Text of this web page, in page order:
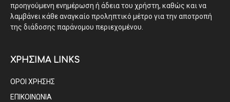
προηγούμενη ενημέρωση ή άδεια του χρήστη, καθώς και να
λαμβάνει κάθε αναγκαίο προληπτικό μέτρο για την αποτροπή
της διάδοσης παράνομου περιεχομένου.
ΧΡΗΣΙΜΑ LINKS
ΟΡΟΙ ΧΡΗΣΗΣ
ΕΠΙΚΟΙΝΩΝΙΑ